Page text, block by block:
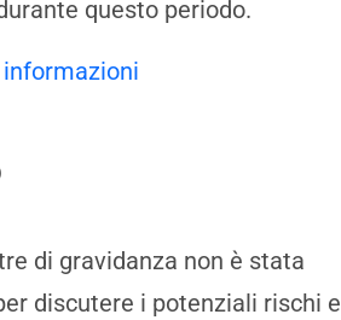
questo periodo.
di gravidanza non è stata
discutere i potenziali rischi e